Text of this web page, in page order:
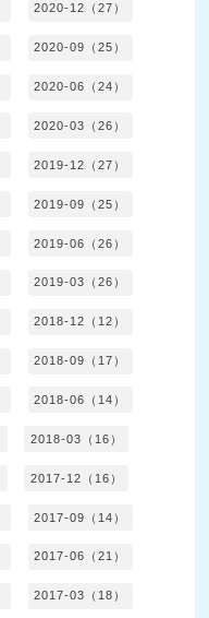
2020-12（27）
2020-09（25）
2020-06（24）
2020-03（26）
2019-12（27）
2019-09（25）
2019-06（26）
2019-03（26）
2018-12（12）
2018-09（17）
2018-06（14）
2018-03（16）
2017-12（16）
2017-09（14）
2017-06（21）
2017-03（18）